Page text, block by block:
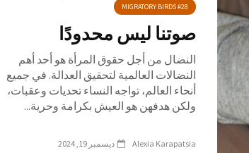
MIGRATORY BIRDS #28
صوتنا ليس محدودًا
النضال من أجل حقوق المرأة هو أحد أهم
النضالات العالمية لتحقيق العدالة. في جميع
أنحاء العالم، تواجه النساء تحديات وعقبات،
ولكن هدفهن هو العيش بكرامة وحرية...
Alexia Karapatsia ديسمبر 19, 2024